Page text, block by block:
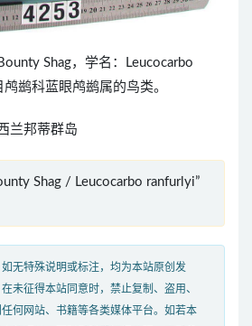
Shag，学名：Leucocarbo
鹚科蓝眼鸬鹚属的鸟类。
兰邦蒂群岛
Shag / Leucocarbo ranfurlyi”
无特殊说明或标注，均为本站原创发
未征得本站同意时，禁止复制、盗用、
何网站、书籍等各类媒体平台。如若本